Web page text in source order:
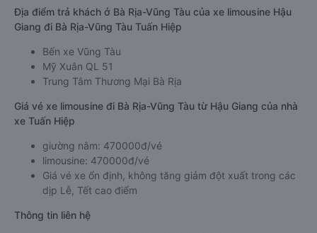
Địa điểm trả khách ở Bà Rịa-Vũng Tàu của xe limousine Hậu
Giang đi Bà Rịa-Vũng Tàu Tuấn Hiệp
Bến xe Vũng Tàu
Mỹ Xuân QL 51
Trung Tâm Thương Mại Bà Rịa
Giá vé xe limousine đi Bà Rịa-Vũng Tàu từ Hậu Giang của nhà
xe Tuấn Hiệp
giường nằm: 470000đ/vé
limousine: 470000đ/vé
Giá vé xe ổn định, không tăng giảm đột xuất trong các
dịp Lễ, Tết cao điểm
Thông tin liên hệ